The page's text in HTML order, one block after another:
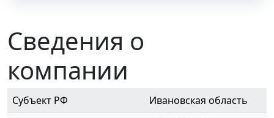
Сведения о
компании
Субъект РФ
Ивановская область